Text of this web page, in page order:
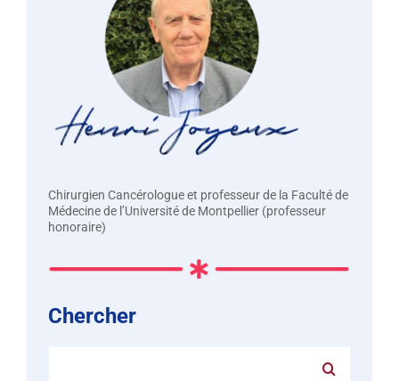
Chirurgien Cancérologue et professeur de la Faculté de
Médecine de l’Université de Montpellier (professeur
honoraire)
Chercher